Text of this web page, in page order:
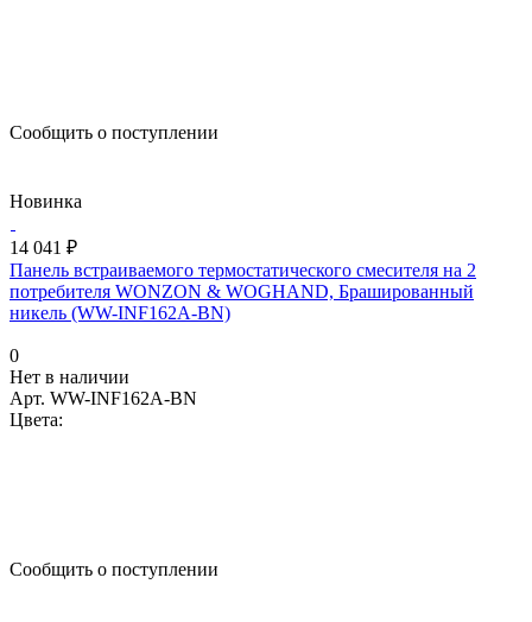
Сообщить о поступлении
Новинка
14 041 ₽
Панель встраиваемого термостатического смесителя на 2
потребителя WONZON & WOGHAND, Брашированный
никель (WW-INF162A-BN)
0
Нет в наличии
Арт. WW-INF162A-BN
Цвета:
Сообщить о поступлении